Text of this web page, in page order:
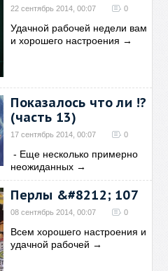
22 сентябрь 2014, 00:07 0
Удачной рабочей недели вам
и хорошего настроения →
Показалось что ли !?
(часть 13)
17 сентябрь 2014, 00:07 0
- Еще несколько примерно
неожиданных →
Перлы &#8212; 107
08 сентябрь 2014, 00:07 0
Всем хорошего настроения и
удачной рабочей →